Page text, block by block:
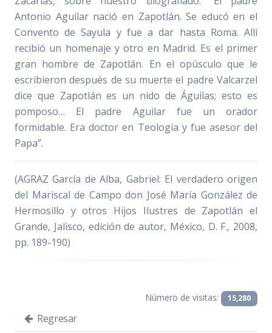
Antonio Aguilar nació en Zapotlán. Se educó en el
Convento de Sayula y fue a dar hasta Roma. Allí
recibió un homenaje y otro en Madrid. Es el primer
gran hombre de Zapotlán. En el opúsculo que le
escribieron después de su muerte el padre Valcarzel
dice que Zapotlán es un nido de Águilas; esto es
pomposo… El padre Aguilar fue un orador
formidable. Era doctor en Teología y fue asesor del
Papa”.
(AGRAZ García de Alba, Gabriel: El verdadero origen
del Mariscal de Campo don José María González de
Hermosillo y otros Hijos Ilustres de Zapotlán el
Grande, Jalisco, edición de autor, México, D. F., 2008,
pp. 189-190)
Número de visitas: 15,280
Regresar